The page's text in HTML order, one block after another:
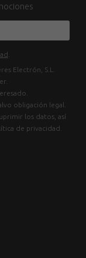
Electrón, S.L.
obligación legal.
los datos, así
de privacidad.